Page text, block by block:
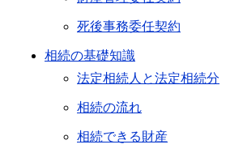
死後事務委任契約
相続の基礎知識
法定相続人と法定相続分
相続の流れ
相続できる財産